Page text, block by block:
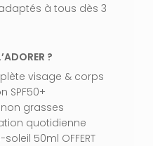
à tous dès 3
?
visage & corps
SPF50+
grasses
quotidienne
50ml OFFERT